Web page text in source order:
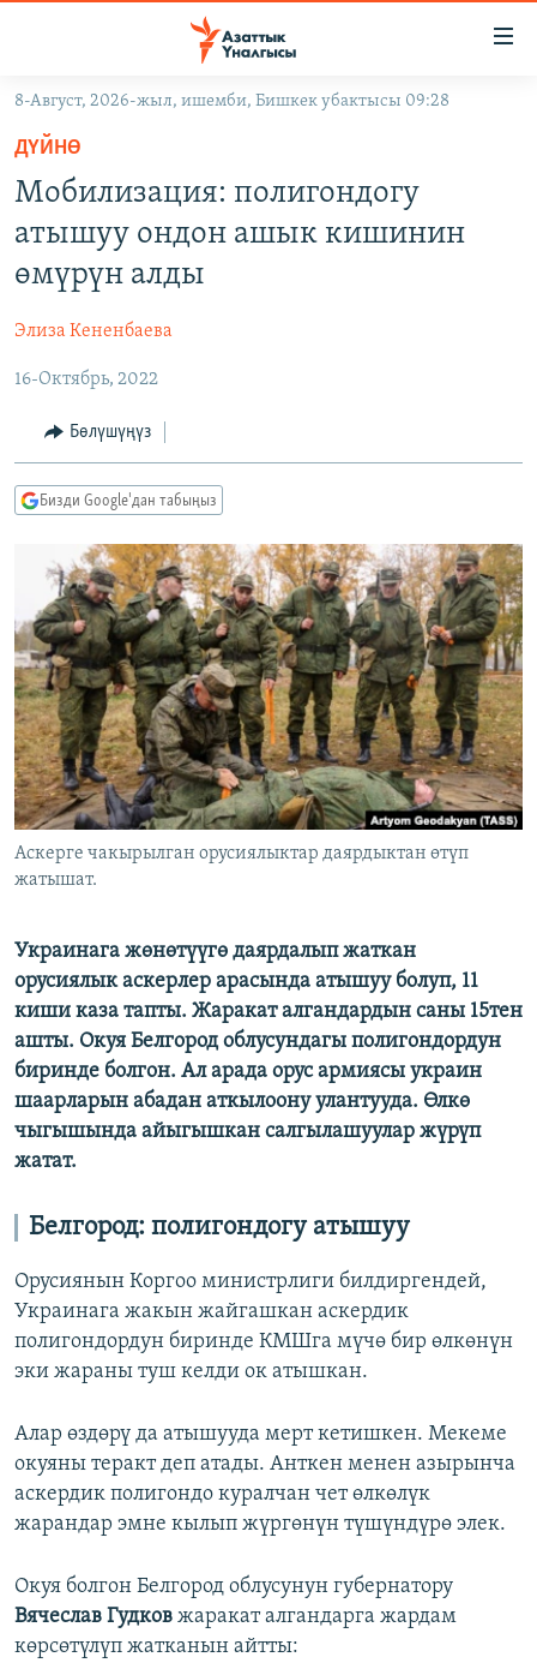
Навигацияга
өтүңүз
Издөөгө
салыңыз
ЖАҢЫЛЫКТАР
КЫРГЫЗСТАН
УКРАИНА
ТВ ПРОГРАММАЛАР
БҮГҮН АЗАТТЫКТА
ЭКСПЕРТТЕР ТАЛДАЙТ
ДАНИСТЕ
ЭЖЕ-СИҢДИЛЕР
АЗАТТЫК+
ЫҢГАЙСЫЗ СУРООЛОР
ПОДКАСТ
ӨЗГӨЧӨ ПИКИР
Русский
ОНЛАЙН ШЕРИНЕ
ЭЕ/АРнун бардык сайттары
8-Август, 2026-жыл, ишемби, Бишкек убактысы 09:28
ДҮЙНӨ
Мобилизация: полигондогу
атышуу ондон ашык кишинин
өмүрүн алды
Элиза Кененбаева
16-Октябрь, 2022
Бөлүшүңүз
Бизди Google'дан табыңыз
Аскерге чакырылган орусиялыктар даярдыктан өтүп
жатышат.
Украинага жөнөтүүгө даярдалып жаткан
орусиялык аскерлер арасында атышуу болуп, 11
киши каза тапты. Жаракат алгандардын саны 15тен
ашты. Окуя Белгород облусундагы полигондордун
биринде болгон. Ал арада орус армиясы украин
шаарларын абадан аткылоону улантууда. Өлкө
чыгышында айыгышкан салгылашуулар жүрүп
жатат.
Белгород: полигондогу атышуу
Орусиянын Коргоо министрлиги билдиргендей,
Украинага жакын жайгашкан аскердик
полигондордун биринде КМШга мүчө бир өлкөнүн
эки жараны туш келди ок атышкан.
Алар өздөрү да атышууда мерт кетишкен. Мекеме
окуяны теракт деп атады. Анткен менен азырынча
аскердик полигондо куралчан чет өлкөлүк
жарандар эмне кылып жүргөнүн түшүндүрө элек.
Окуя болгон Белгород облусунун губернатору
Вячеслав Гудков жаракат алгандарга жардам
көрсөтүлүп жатканын айтты: